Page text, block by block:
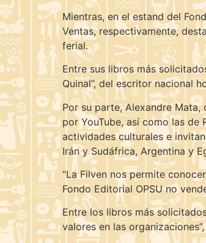
Mientras, en el estand del
Ventas, respectivamente,
ferial.
Entre sus libros más
Quinal”, del escritor nacional
Por su parte, Alexandre
por YouTube, así como las de
actividades culturales e
Irán y Sudáfrica, Argentina y
“La Filven nos permite
Fondo Editorial OPSU no
Entre los libros más
valores en las